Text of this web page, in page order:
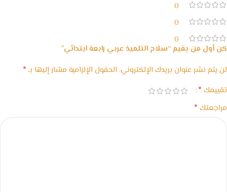
0
0
0
كن أول من يقيم “سلاح التلميذ عربي رابعة ابتدائي”
لن يتم نشر عنوان بريدك الإلكتروني. الحقول الإلزامية مشار إليها بـ*
تقييمك *
مراجعتك *